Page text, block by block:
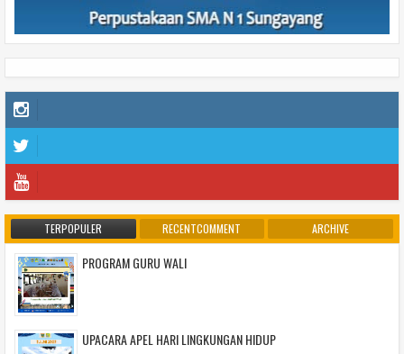
TERPOPULER RECENTCOMMENT ARCHIVE
PROGRAM GURU WALI
UPACARA APEL HARI LINGKUNGAN HIDUP